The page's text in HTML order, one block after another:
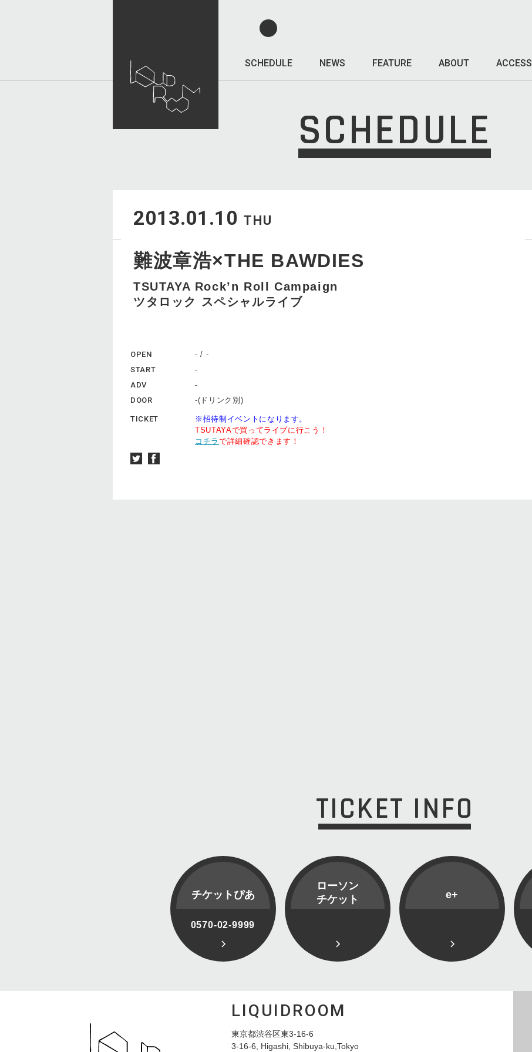
SCHEDULE NEWS FEATURE ABOUT ACCESS
SCHEDULE
2013.01.10 THU
難波章浩×THE BAWDIES
TSUTAYA Rock’n Roll Campaign
ツタロック スペシャルライブ
OPEN
- / -
START
-
ADV
-
DOOR
-(ドリンク別)
TICKET
※招待制イベントになります。
TSUTAYAで買ってライブに行こう！
コチラ で詳細確認できます！
TICKET INFO
チケットぴあ
0570-02-9999
ローソン
チケット
e+
LIQUIDROOM
東京都渋谷区東3-16-6
3-16-6, Higashi, Shibuya-ku,Tokyo